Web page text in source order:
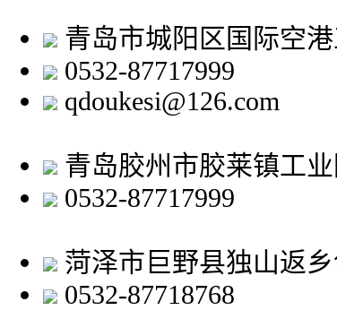
青岛市城阳区国际空
0532-87717999
qdoukesi@126.com
青岛胶州市胶莱镇工业
0532-87717999
菏泽市巨野县独山返
0532-87718768